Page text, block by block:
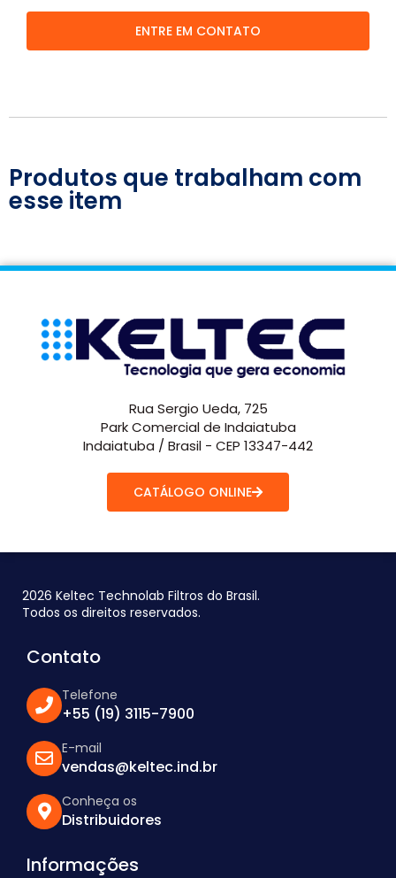
ENTRE EM CONTATO
Produtos que trabalham com
esse item
Rua Sergio Ueda, 725
Park Comercial de Indaiatuba
Indaiatuba / Brasil - CEP 13347-442
CATÁLOGO ONLINE
2026 Keltec Technolab Filtros do Brasil.
Todos os direitos reservados.
Contato
Telefone
+55 (19) 3115-7900
E-mail
vendas@keltec.ind.br
Conheça os
Distribuidores
Informações